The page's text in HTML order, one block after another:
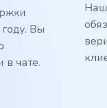
Вы
в чате.